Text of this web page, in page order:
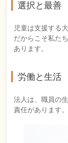
選択と最善
児童は支援する
だからこそ私た
あります。
労働と生活
法人は、職員の
責任があります。